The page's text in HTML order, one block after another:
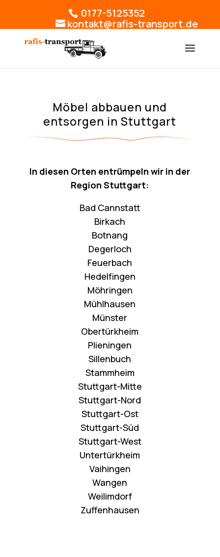
0177-5125352
kontakt@rafis-transport.de
Möbel abbauen und
entsorgen in Stuttgart
In diesen Orten entrümpeln wir in der
Region Stuttgart:
Bad Cannstatt
Birkach
Botnang
Degerloch
Feuerbach
Hedelfingen
Möhringen
Mühlhausen
Münster
Obertürkheim
Plieningen
Sillenbuch
Stammheim
Stuttgart-Mitte
Stuttgart-Nord
Stuttgart-Ost
Stuttgart-Süd
Stuttgart-West
Untertürkheim
Vaihingen
Wangen
Weilimdorf
Zuffenhausen